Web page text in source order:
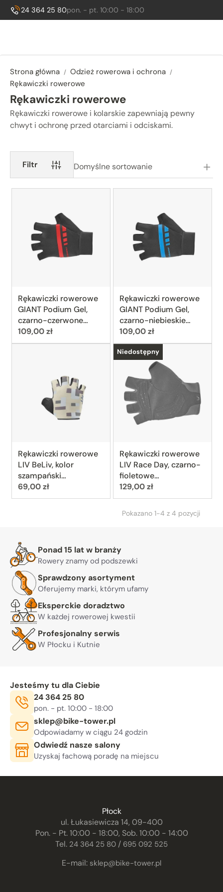
Zadzwoń do nas:
24 364 25 80Godziny otwarcia:
pon. - pt. 10:00 - 18:00
Strona główna
Odzież rowerowa i ochrona
Rękawiczki rowerowe
Rękawiczki rowerowe
Rękawiczki rowerowe i kolarskie zapewniają pewny
chwyt i ochronę przed otarciami i odciskami.
Podkategorie
Domyślne sortowanie
Filtr
Rękawiczki rowerowe
GIANT Podium Gel,
czarno-czerwone
(Black/Red)
Cena:
109,00 zł
Rękawiczki rowerowe
GIANT Podium Gel,
czarno-niebieskie
(Black/Blue)
Cena:
109,00 zł
Rękawiczki rowerowe
LIV BeLiv, kolor
szampański
(Champagne)
Cena:
69,00 zł
Rękawiczki rowerowe
LIV Race Day, czarno-
fioletowe
(Black/Purple)
Cena:
129,00 zł
Niedostępny
Pokazano 1-4 z 4 pozycji
Warto nam zaufać
Ponad 15 lat w branży
Rowery znamy od podszewki
Sprawdzony asortyment
Oferujemy marki, którym ufamy
Eksperckie doradztwo
W każdej rowerowej kwestii
Profesjonalny serwis
W Płocku i Kutnie
Jesteśmy tu dla Ciebie
Telefon:
24 364 25 80
Godziny otwarcia:
pon. - pt. 10:00 - 18:00, sob. 10:00 - 14:00
E-mail:
sklep@bike-tower.pl
Odpowiadamy w ciągu 24 godzin
Odwiedź nasze salony
Uzyskaj fachową poradę na miejscu
Płock
ul. Łukasiewicza 14, 09-400
Pon. - Pt. 10:00 - 18:00, Sob. 10:00 - 14:00
Tel. 24 364 25 80 / 695 092 525
E-mail: sklep@bike-tower.pl